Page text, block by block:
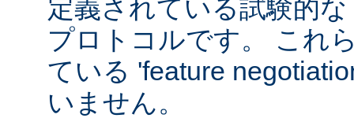
定義されている試験的
プロトコルです。 これ
ている 'feature
いません。